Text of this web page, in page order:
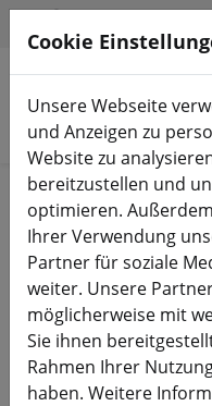
Produkte suchen
Start FPV Drohnen
GEPRC Tern-
Range Drone
Cookie
Unsere Webseite
und Anzeigen zu
Website zu
bereitzustellen und
optimieren.
Ihrer Verwendung
Partner für soziale
weiter. Unsere
möglicherweise mit
Sie ihnen
Rahmen Ihrer
haben. Weitere